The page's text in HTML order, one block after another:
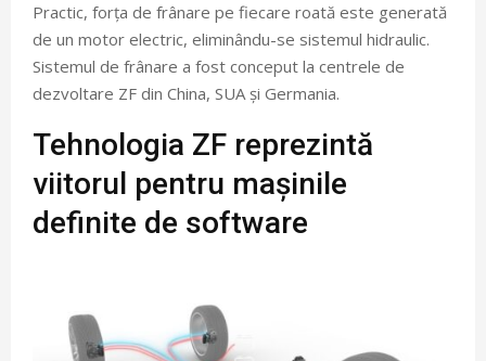
Practic, forța de frânare pe fiecare roată este generată
de un motor electric, eliminându-se sistemul hidraulic.
Sistemul de frânare a fost conceput la centrele de
dezvoltare ZF din China, SUA și Germania.
Tehnologia ZF reprezintă
viitorul pentru mașinile
definite de software